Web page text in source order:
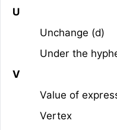
U
Unchange (d)
Under the
V
Value of
Vertex